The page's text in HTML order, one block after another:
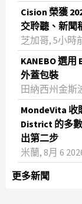
Cision 榮獲
交聆聽、新聞
芝加哥, 5小時
KANEBO 選
外蓋包裝
田納西州金斯
MondeVita 收
District 的多
出第二步
米蘭, 8月 6
更多新聞